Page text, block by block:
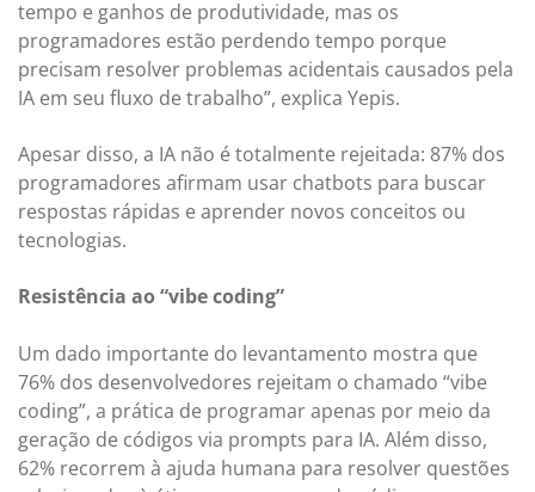
tempo e ganhos de produtividade, mas os
programadores estão perdendo tempo porque
precisam resolver problemas acidentais causados pela
IA em seu fluxo de trabalho”, explica Yepis.
Apesar disso, a IA não é totalmente rejeitada: 87% dos
programadores afirmam usar chatbots para buscar
respostas rápidas e aprender novos conceitos ou
tecnologias.
Resistência ao “vibe coding”
Um dado importante do levantamento mostra que
76% dos desenvolvedores rejeitam o chamado “vibe
coding”, a prática de programar apenas por meio da
geração de códigos via prompts para IA. Além disso,
62% recorrem à ajuda humana para resolver questões